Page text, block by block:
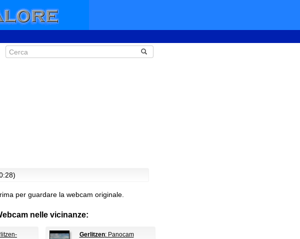
per guardare la webcam originale.
nelle vicinanze:
Gerlitzen: Panocam